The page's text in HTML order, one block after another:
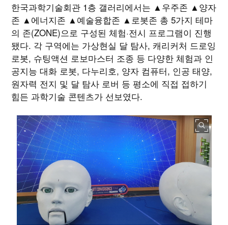
한국과학기술회관 1층 갤러리에서는 ▲우주존 ▲양자
존 ▲에너지존 ▲예술융합존 ▲로봇존 총 5가지 테마
의 존(ZONE)으로 구성된 체험·전시 프로그램이 진행
됐다. 각 구역에는 가상현실 달 탐사, 캐리커처 드로잉
로봇, 슈팅액션 로보마스터 조종 등 다양한 체험과 인
공지능 대화 로봇, 다누리호, 양자 컴퓨터, 인공 태양,
원자력 전지 및 달 탐사 로버 등 평소에 직접 접하기
힘든 과학기술 콘텐츠가 선보였다.